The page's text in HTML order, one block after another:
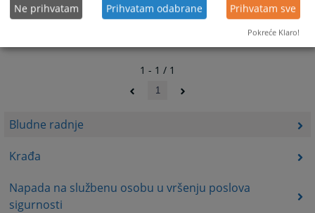
Bludne radnje
Krađa
Napada na službenu osobu u vršenju poslova
sigurnosti
1 - 1 / 1
1
Ne prihvatam Prihvatam odabrane Prihvatam sve
Pokreće Klaro!